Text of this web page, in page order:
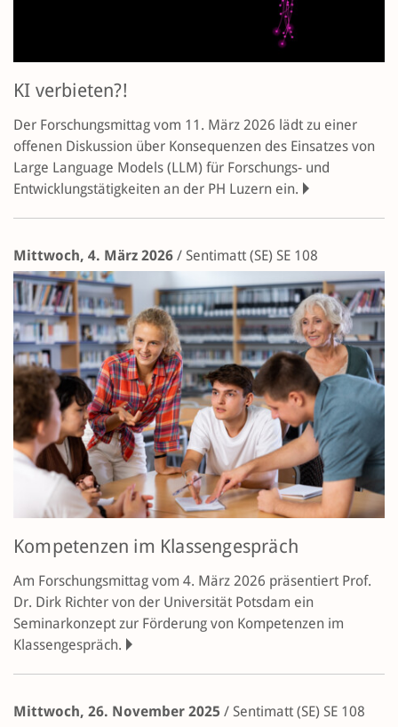
KI verbieten?!
Der Forschungsmittag vom 11. März 2026 lädt zu einer
offenen Diskussion über Konsequenzen des Einsatzes von
Large Language Models (LLM) für Forschungs- und
Entwicklungstätigkeiten an der PH Luzern ein.
Mittwoch, 4. März 2026 / Sentimatt (SE) SE 108
Kompetenzen im Klassengespräch
Am Forschungsmittag vom 4. März 2026 präsentiert Prof.
Dr. Dirk Richter von der Universität Potsdam ein
Seminarkonzept zur Förderung von Kompetenzen im
Klassengespräch.
Mittwoch, 26. November 2025 / Sentimatt (SE) SE 108